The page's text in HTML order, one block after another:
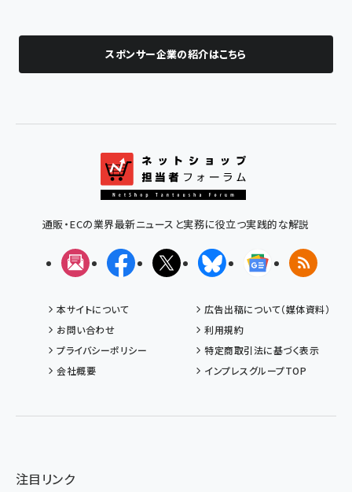
スポンサー企業の紹介はこちら
通販・ECの業界最新ニュースと実務に役立つ実践的な解説
メルマガFacebookX(エックス)BlueskyGoogleニュ
RSS
本サイトについて
広告出稿について（媒体資料）
お問い合わせ
利用規約
プライバシーポリシー
特定商取引法に基づく表示
会社概要
インプレスグループTOP
注目リンク